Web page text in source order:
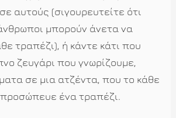
αυτούς (σιγουρευτείτε ότι
μπορούν άνετα να
τραπέζι), ή κάντε κάτι που
ζευγάρι που γνωρίζουμε,
σε μια ατζέντα, που το κάθε
ένα τραπέζι.